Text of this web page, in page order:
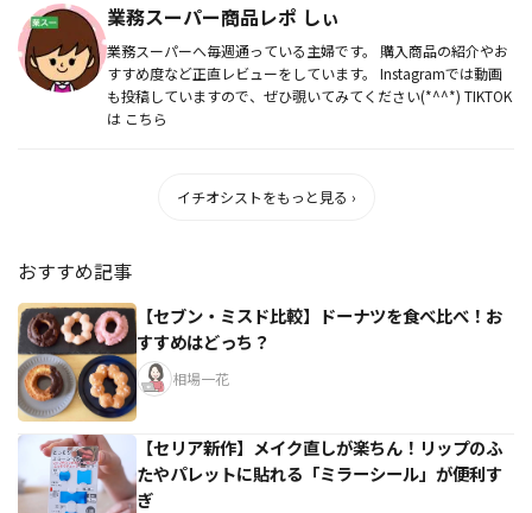
業務スーパー商品レポ しぃ
業務スーパーへ毎週通っている主婦です。 購入商品の紹介やお
すすめ度など正直レビューをしています。 Instagramでは動画
も投稿していますので、ぜひ覗いてみてください(*^^*) TIKTOK
は こちら
イチオシストをもっと見る ›
おすすめ記事
【セブン・ミスド比較】ドーナツを食べ比べ！お
すすめはどっち？
相場一花
【セリア新作】メイク直しが楽ちん！リップのふ
たやパレットに貼れる「ミラーシール」が便利す
ぎ